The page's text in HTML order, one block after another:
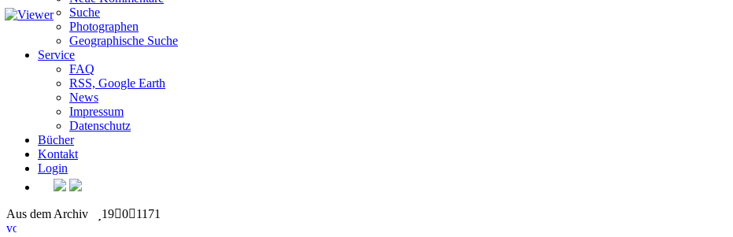
Suche
Photographen
Geographische Suche
Service
FAQ
RSS, Google Earth
News
Impressum
Datenschutz
Bücher
Kontakt
Login
Aus dem Archiv 19 0 1171